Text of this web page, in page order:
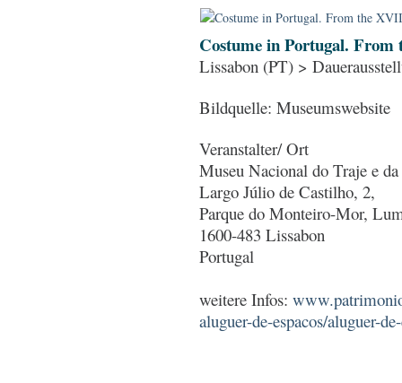
Costume in Portugal.
Lissabon (PT) >
Bildquelle: Museumswebsite
Veranstalter/ Ort
Museu Nacional do Traje e
Largo Júlio de Castilho, 2,
Parque do Monteiro-Mor,
1600-483 Lissabon
Portugal
weitere Infos:
aluguer-de-espacos/aluguer-